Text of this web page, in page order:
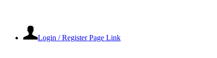
Login / Register Page Link